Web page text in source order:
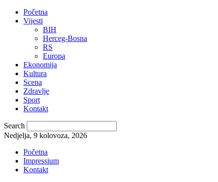
Početna
Vijesti
BIH
Herceg-Bosna
RS
Europa
Ekonomija
Kultura
Scena
Zdravlje
Sport
Kontakt
Search
Nedjelja, 9 kolovoza, 2026
Početna
Impressium
Kontakt